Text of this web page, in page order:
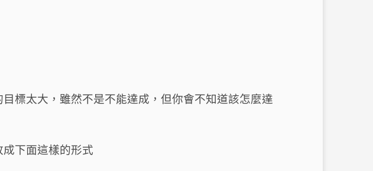
標太大，雖然不是不能達成，但你會不知道該怎麼達
下面這樣的形式